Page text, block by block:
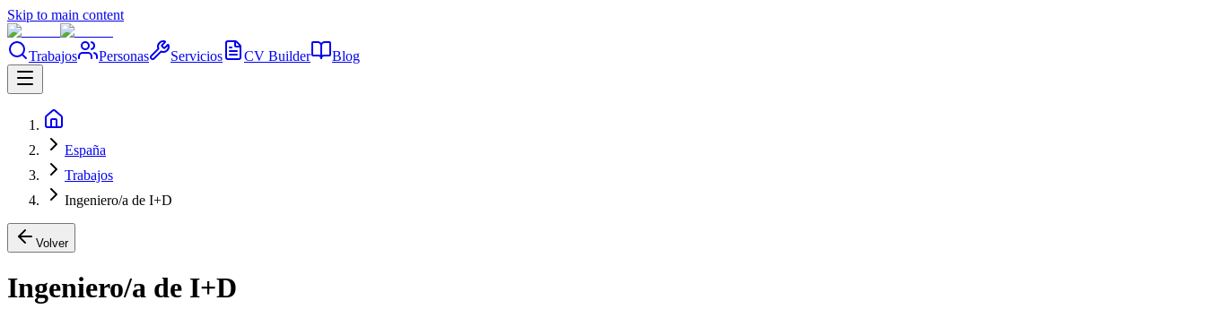
Skip to main content
Trabajos Personas Servicios CV Builder Blog
España
Trabajos
Ingeniero/a de I+D
Volver
Ingeniero/a de I+D